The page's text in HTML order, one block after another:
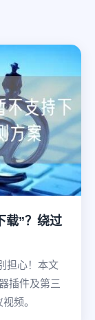
载”？绕过
担心！本文
插件及第三
频。